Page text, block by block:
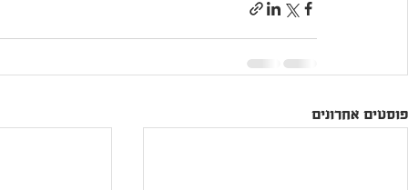
פוסטים אחרונים